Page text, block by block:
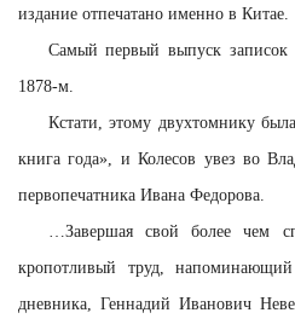
издание отпечатано именно в Китае.
Самый первый выпуск записок
1878-м.
Кстати, этому двухтомнику
книга года», и Колесов увез во
первопечатника Ивана Федорова.
Завершая свой более чем
кропотливый труд,
дневника, Геннадий Иванович